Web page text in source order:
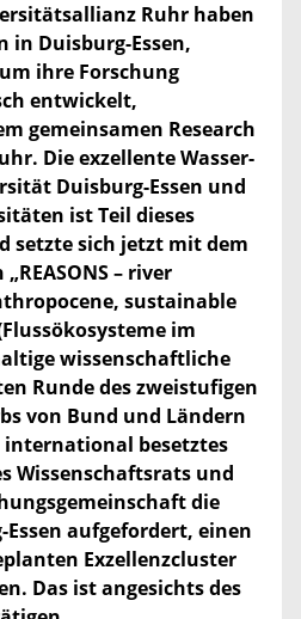
Ruhr haben
in Duisburg-Essen,
ihre Forschung
entwickelt,
gemeinsamen Research
Die exzellente Wasser-
Duisburg-Essen und
ist Teil dieses
setzte sich jetzt mit dem
– river
sustainable
im
wissenschaftliche
Runde des zweistufigen
von Bund und Ländern
besetztes
Wissenschaftsrats und
die
aufgefordert, einen
Exzellenzcluster
Das ist angesichts des